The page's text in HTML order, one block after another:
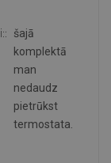
šajā
komplektā
man
nedaudz
pietrūkst
termostata.